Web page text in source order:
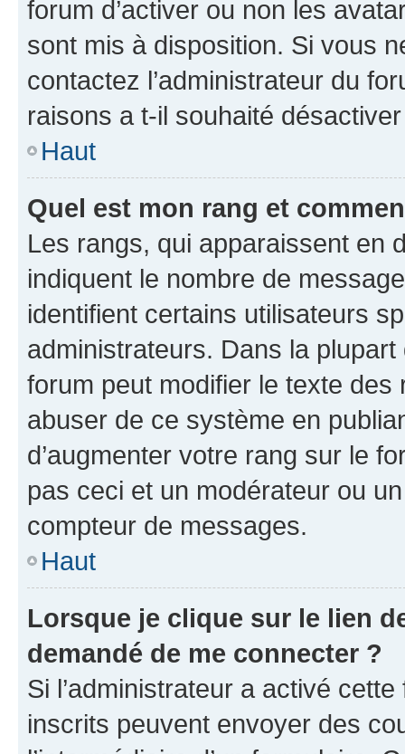
forum d’activer ou non les
sont mis à disposition. Si vous
contactez l’administrateur du
raisons a t-il souhaité
Haut
Quel est mon rang et
Les rangs, qui apparaissent en
indiquent le nombre de
identifient certains utilisateurs
administrateurs. Dans la
forum peut modifier le texte
abuser de ce système en
d’augmenter votre rang sur le
pas ceci et un modérateur ou
compteur de messages.
Haut
Lorsque je clique sur le lien
demandé de me connecter ?
Si l’administrateur a activé
inscrits peuvent envoyer des